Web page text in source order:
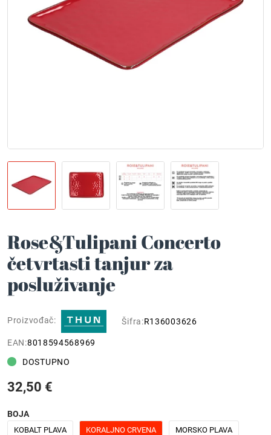
Rose&Tulipani Concerto
četvrtasti tanjur za
posluživanje
Proizvođač: Šifra:R136003626
EAN:8018594568969
DOSTUPNO
32,50 €
BOJA
KOBALT PLAVA KORALJNO CRVENA MORSKO PLAVA